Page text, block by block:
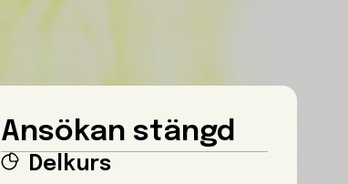
Ansökan stängd
Delkurs